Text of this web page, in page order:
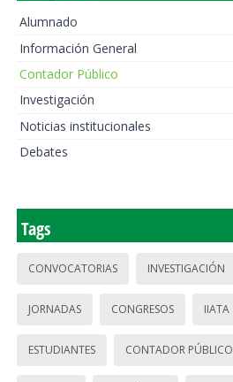
Alumnado
Información General
Contador Público
Investigación
Noticias institucionales
Debates
Tags
CONVOCATORIAS INVESTIGACIÓN
JORNADAS CONGRESOS IIATA
ESTUDIANTES CONTADOR PÚBLICO